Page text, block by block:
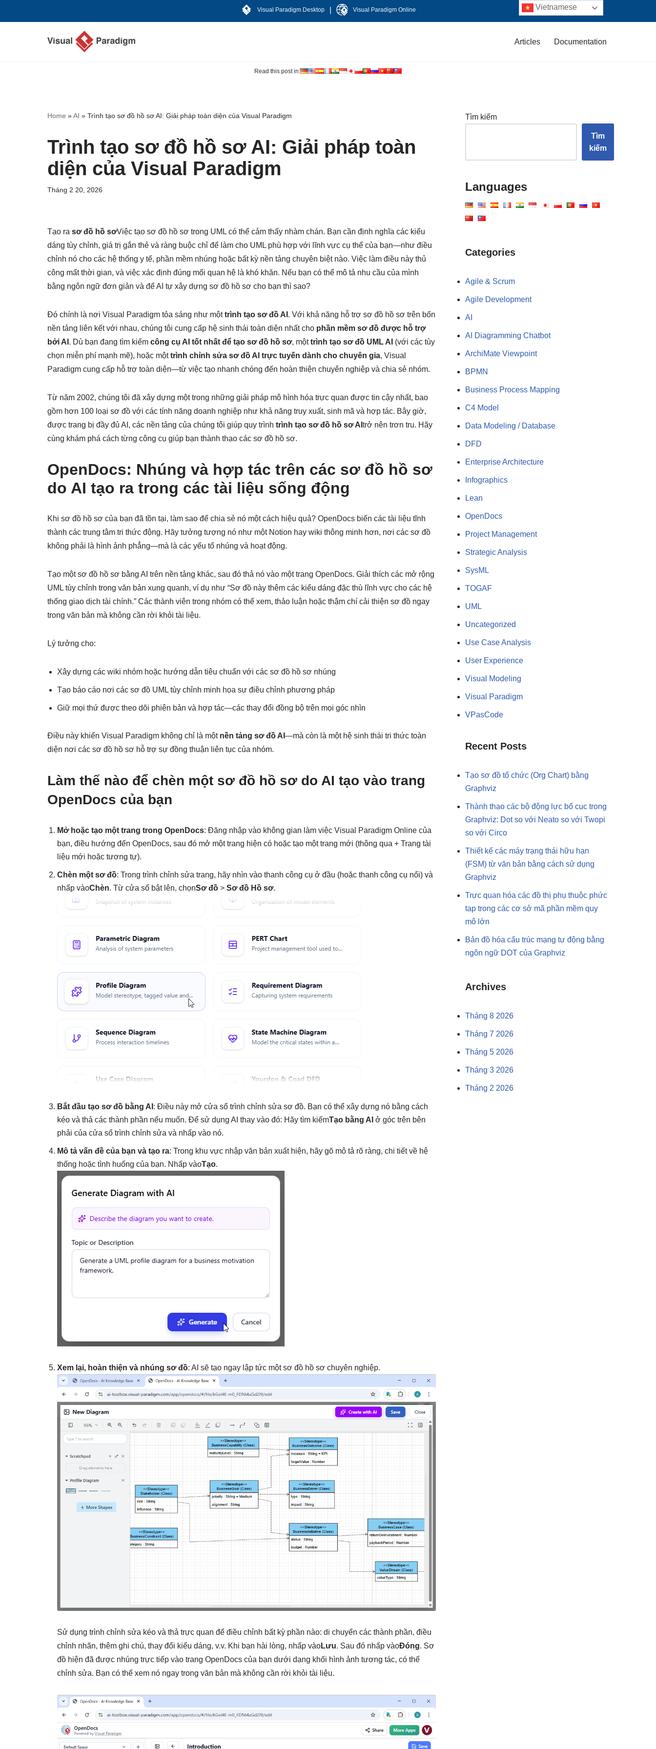
Visual Paradigm Desktop Visual Paradigm Online
Articles Documentation
Read this post in:
Home »AI » Trình tạo sơ đồ hồ sơ AI: Giải pháp toàn diện của Visual Paradigm
Trình tạo sơ đồ hồ sơ AI: Giải pháp toàn
diện của Visual Paradigm
Tháng 2 20, 2026
Tạo ra sơ đồ hồ sơViệc tạo sơ đồ hồ sơ trong UML có thể cảm thấy nhàm chán. Bạn cần định nghĩa các kiểu
dáng tùy chỉnh, giá trị gắn thẻ và ràng buộc chỉ để làm cho UML phù hợp với lĩnh vực cụ thể của bạn—như điều
chỉnh nó cho các hệ thống y tế, phần mềm nhúng hoặc bất kỳ nền tảng chuyên biệt nào. Việc làm điều này thủ
công mất thời gian, và việc xác định đúng mối quan hệ là khó khăn. Nếu bạn có thể mô tả nhu cầu của mình
bằng ngôn ngữ đơn giản và để AI tự xây dựng sơ đồ hồ sơ cho bạn thì sao?
Đó chính là nơi Visual Paradigm tỏa sáng như mộttrình tạo sơ đồ AI . Với khả năng hỗ trợ sơ đồ hồ sơ trên bốn
nền tảng liên kết với nhau, chúng tôi cung cấp hệ sinh thái toàn diện nhất cho phần mềm sơ đồ được hỗ trợ
bởi AI . Dù bạn đang tìm kiếm công cụ AI tốt nhất để tạo sơ đồ hồ sơ, mộttrình tạo sơ đồ UML AI (với các tùy
chọn miễn phí mạnh mẽ), hoặc mộttrình chỉnh sửa sơ đồ AI trực tuyến dành cho chuyên gia, Visual
Paradigm cung cấp hỗ trợ toàn diện—từ việc tạo nhanh chóng đến hoàn thiện chuyên nghiệp và chia sẻ nhóm.
Từ năm 2002, chúng tôi đã xây dựng một trong những giải pháp mô hình hóa trực quan được tin cậy nhất, bao
gồm hơn 100 loại sơ đồ với các tính năng doanh nghiệp như khả năng truy xuất, sinh mã và hợp tác. Bây giờ,
được trang bị đầy đủ AI, các nền tảng của chúng tôi giúp quy trình trình tạo sơ đồ hồ sơ AI trở nên trơn tru. Hãy
cùng khám phá cách từng công cụ giúp bạn thành thạo các sơ đồ hồ sơ.
OpenDocs: Nhúng và hợp tác trên các sơ đồ hồ sơ
do AI tạo ra trong các tài liệu sống động
Khi sơ đồ hồ sơ của bạn đã tồn tại, làm sao để chia sẻ nó một cách hiệu quả? OpenDocs biến các tài liệu tĩnh
thành các trung tâm tri thức động. Hãy tưởng tượng nó như một Notion hay wiki thông minh hơn, nơi các sơ đồ
không phải là hình ảnh phẳng—mà là các yếu tố nhúng và hoạt động.
Tạo một sơ đồ hồ sơ bằng AI trên nền tảng khác, sau đó thả nó vào một trang OpenDocs. Giải thích các mở rộng
UML tùy chỉnh trong văn bản xung quanh, ví dụ như “Sơ đồ này thêm các kiểu dáng đặc thù lĩnh vực cho các hệ
thống giao dịch tài chính.” Các thành viên trong nhóm có thể xem, thảo luận hoặc thậm chí cải thiện sơ đồ ngay
trong văn bản mà không cần rời khỏi tài liệu.
Lý tưởng cho:
Xây dựng các wiki nhóm hoặc hướng dẫn tiêu chuẩn với các sơ đồ hồ sơ nhúng
Tạo báo cáo nơi các sơ đồ UML tùy chỉnh minh họa sự điều chỉnh phương pháp
Giữ mọi thứ được theo dõi phiên bản và hợp tác—các thay đổi đồng bộ trên mọi góc nhìn
Điều này khiến Visual Paradigm không chỉ là một nền tảng sơ đồ AI —mà còn là một hệ sinh thái tri thức toàn
diện nơi các sơ đồ hồ sơ hỗ trợ sự đồng thuận liên tục của nhóm.
Làm thế nào để chèn một sơ đồ hồ sơ do AI tạo vào trang
OpenDocs của bạn
Mở hoặc tạo một trang trong OpenDocs: Đăng nhập vào không gian làm việc Visual Paradigm Online của
bạn, điều hướng đến OpenDocs, sau đó mở một trang hiện có hoặc tạo một trang mới (thông qua + Trang tài
liệu mới hoặc tương tự).
Chèn một sơ đồ: Trong trình chỉnh sửa trang, hãy nhìn vào thanh công cụ ở đầu (hoặc thanh công cụ nổi) và
nhấp vàoChèn. Từ cửa sổ bật lên, chọnSơ đồ > Sơ đồ Hồ sơ.
Bắt đầu tạo sơ đồ bằng AI : Điều này mở cửa sổ trình chỉnh sửa sơ đồ. Bạn có thể xây dựng nó bằng cách
kéo và thả các thành phần nếu muốn. Để sử dụng AI thay vào đó: Hãy tìm kiếmTạo bằng AI ở góc trên bên
phải của cửa sổ trình chỉnh sửa và nhấp vào nó.
Mô tả vấn đề của bạn và tạo ra: Trong khu vực nhập văn bản xuất hiện, hãy gõ mô tả rõ ràng, chi tiết về hệ
thống hoặc tình huống của bạn. Nhấp vàoTạo.
Xem lại, hoàn thiện và nhúng sơ đồ: AI sẽ tạo ngay lập tức một sơ đồ hồ sơ chuyên nghiệp.
Sử dụng trình chỉnh sửa kéo và thả trực quan để điều chỉnh bất kỳ phần nào: di chuyển các thành phần, điều
chỉnh nhãn, thêm ghi chú, thay đổi kiểu dáng, v.v. Khi bạn hài lòng, nhấp vàoLưu. Sau đó nhấp vàoĐóng. Sơ
đồ hiện đã được nhúng trực tiếp vào trang OpenDocs của bạn dưới dạng khối hình ảnh tương tác, có thể
chỉnh sửa. Bạn có thể xem nó ngay trong văn bản mà không cần rời khỏi tài liệu.
Tìm kiếm
Tìm
kiếm
Languages
Categories
Agile & Scrum
Agile Development
AI
AI Diagramming Chatbot
ArchiMate Viewpoint
BPMN
Business Process Mapping
C4 Model
Data Modeling / Database
DFD
Enterprise Architecture
Infographics
Lean
OpenDocs
Project Management
Strategic Analysis
SysML
TOGAF
UML
Uncategorized
Use Case Analysis
User Experience
Visual Modeling
Visual Paradigm
VPasCode
Recent Posts
Tạo sơ đồ tổ chức (Org Chart) bằng
Graphviz
Thành thạo các bộ động lực bố cục trong
Graphviz: Dot so với Neato so với Twopi
so với Circo
Thiết kế các máy trạng thái hữu hạn
(FSM) từ văn bản bằng cách sử dụng
Graphviz
Trực quan hóa các đồ thị phụ thuộc phức
tạp trong các cơ sở mã phần mềm quy
mô lớn
Bản đồ hóa cấu trúc mạng tự động bằng
ngôn ngữ DOT của Graphviz
Archives
Tháng 8 2026
Tháng 7 2026
Tháng 5 2026
Tháng 3 2026
Tháng 2 2026
Vietnamese